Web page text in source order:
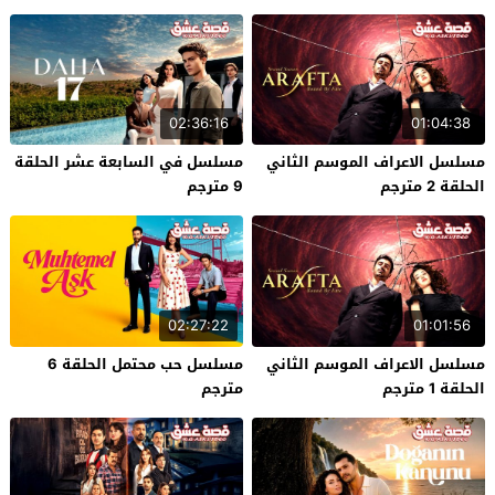
01:04:38
مسلسل الاعراف الموسم الثاني
الحلقة 2 مترجم
02:36:16
مسلسل في السابعة عشر الحلقة
9 مترجم
01:01:56
مسلسل الاعراف الموسم الثاني
الحلقة 1 مترجم
02:27:22
مسلسل حب محتمل الحلقة 6
مترجم